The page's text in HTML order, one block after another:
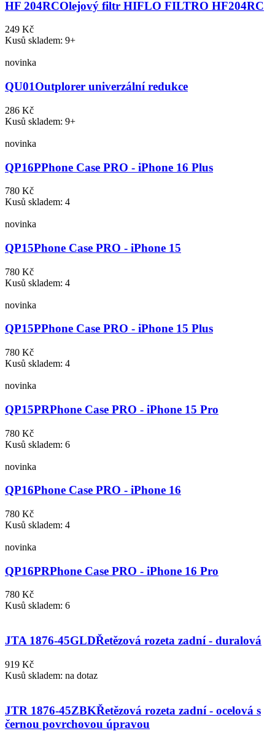
HF 204RCOlejový filtr HIFLO FILTRO HF204RC
249 Kč
Kusů skladem: 9+
novinka
QU01Outplorer univerzální redukce
286 Kč
Kusů skladem: 9+
novinka
QP16PPhone Case PRO - iPhone 16 Plus
780 Kč
Kusů skladem: 4
novinka
QP15Phone Case PRO - iPhone 15
780 Kč
Kusů skladem: 4
novinka
QP15PPhone Case PRO - iPhone 15 Plus
780 Kč
Kusů skladem: 4
novinka
QP15PRPhone Case PRO - iPhone 15 Pro
780 Kč
Kusů skladem: 6
novinka
QP16Phone Case PRO - iPhone 16
780 Kč
Kusů skladem: 4
novinka
QP16PRPhone Case PRO - iPhone 16 Pro
780 Kč
Kusů skladem: 6
JTA 1876-45GLDŘetězová rozeta zadní - duralová
919 Kč
Kusů skladem: na dotaz
JTR 1876-45ZBKŘetězová rozeta zadní - ocelová s
černou povrchovou úpravou